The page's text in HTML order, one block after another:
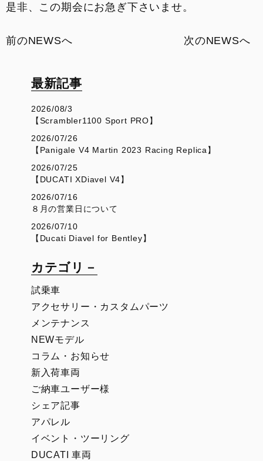
是非、この期会にお急ぎ下さいませ。
前のNEWSへ 次のNEWSへ
最新記事
2026/08/3
【Scrambler1100 Sport PRO】
2026/07/26
【Panigale V4 Martin 2023 Racing Replica】
2026/07/25
【DUCATI XDiavel V4】
2026/07/16
８月の営業日について
2026/07/10
【Ducati Diavel for Bentley】
カテゴリ－
試乗車
アクセサリー・カスタムパーツ
メンテナンス
NEWモデル
コラム・お知らせ
新入荷車両
ご納車ユーザー様
シェア記事
アパレル
イベント・ツーリング
DUCATI 車両